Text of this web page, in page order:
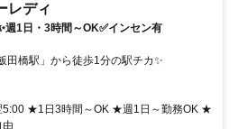
レディ
週1日・3時間～OK✅インセン有
田橋駅」から徒歩1分の駅チカ✨
5:00 ★1日3時間～OK ★週1日～勤務OK ★